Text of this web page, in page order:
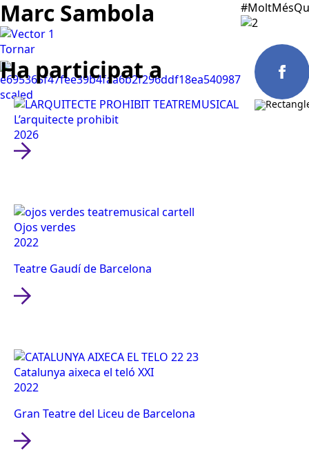
Marc Sambola
Tornar
Ha participat a
L’arquitecte prohibit
2026
Ojos verdes
2022
Teatre Gaudí de Barcelona
Catalunya aixeca el teló XXI
2022
Gran Teatre del Liceu de Barcelona